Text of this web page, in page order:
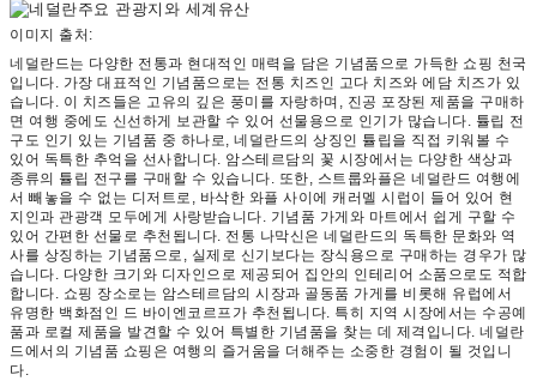
이미지 출처:
네덜란드는 다양한 전통과 현대적인 매력을 담은 기념품으로 가득한 쇼핑 천국
입니다. 가장 대표적인 기념품으로는 전통 치즈인 고다 치즈와 에담 치즈가 있
습니다. 이 치즈들은 고유의 깊은 풍미를 자랑하며, 진공 포장된 제품을 구매하
면 여행 중에도 신선하게 보관할 수 있어 선물용으로 인기가 많습니다. 튤립 전
구도 인기 있는 기념품 중 하나로, 네덜란드의 상징인 튤립을 직접 키워볼 수
있어 독특한 추억을 선사합니다. 암스테르담의 꽃 시장에서는 다양한 색상과
종류의 튤립 전구를 구매할 수 있습니다. 또한, 스트룹와플은 네덜란드 여행에
서 빼놓을 수 없는 디저트로, 바삭한 와플 사이에 캐러멜 시럽이 들어 있어 현
지인과 관광객 모두에게 사랑받습니다. 기념품 가게와 마트에서 쉽게 구할 수
있어 간편한 선물로 추천됩니다. 전통 나막신은 네덜란드의 독특한 문화와 역
사를 상징하는 기념품으로, 실제로 신기보다는 장식용으로 구매하는 경우가 많
습니다. 다양한 크기와 디자인으로 제공되어 집안의 인테리어 소품으로도 적합
합니다. 쇼핑 장소로는 암스테르담의 시장과 골동품 가게를 비롯해 유럽에서
유명한 백화점인 드 바이엔코르프가 추천됩니다. 특히 지역 시장에서는 수공예
품과 로컬 제품을 발견할 수 있어 특별한 기념품을 찾는 데 제격입니다. 네덜란
드에서의 기념품 쇼핑은 여행의 즐거움을 더해주는 소중한 경험이 될 것입니
다.